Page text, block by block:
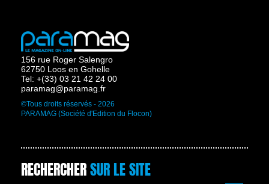
156 rue Roger Salengro
62750 Loos en Gohelle
Tel: +(33) 03 21 42 24 00
paramag@paramag.fr
©Tous droits réservés - 2026
PARAMAG (Société d'Edition du Flocon)
RECHERCHERSUR LE SITE